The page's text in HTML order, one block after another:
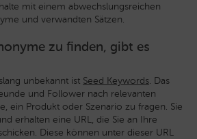
mit einem abwechslungsreichen
und verwandten Sätzen.
zu finden, gibt es
unbekannt ist Seed Keywords. Das
und Follower nach relevanten
ein Produkt oder Szenario zu fragen. Sie
erhalten eine URL, die Sie an Ihre
Diese können unter dieser URL